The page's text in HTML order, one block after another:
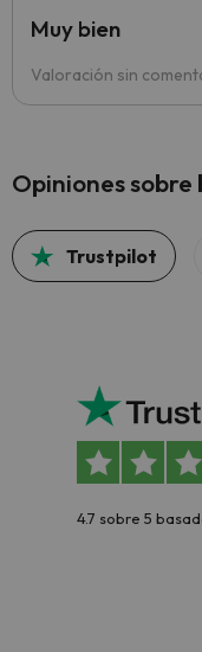
Valoración sin
Muy bien
Opiniones sobre
Trustpilot
4.7 sobre 5